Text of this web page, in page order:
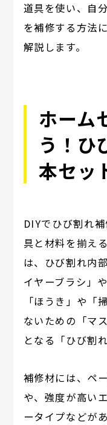
道具を使い、自
を補修する方法
解説します。
ホーム
う！ひ
本セッ
DIYでひび割れ
具と材料を揃え
は、ひび割れ内
イヤーブラシ」
「ほうき」や「
ないための「マ
となる「ひび割
補修材には、ペ
や、強度が高い
ータイプなどが